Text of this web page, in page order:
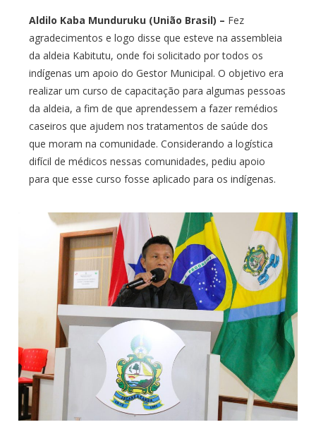
Aldilo Kaba Munduruku (União Brasil) – Fez
agradecimentos e logo disse que esteve na assembleia
da aldeia Kabitutu, onde foi solicitado por todos os
indígenas um apoio do Gestor Municipal. O objetivo era
realizar um curso de capacitação para algumas pessoas
da aldeia, a fim de que aprendessem a fazer remédios
caseiros que ajudem nos tratamentos de saúde dos
que moram na comunidade. Considerando a logística
difícil de médicos nessas comunidades, pediu apoio
para que esse curso fosse aplicado para os indígenas.